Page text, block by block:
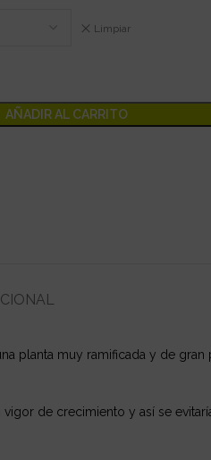
Limpiar
AÑADIR AL CARRITO
planta muy ramificada y de gran
de crecimiento y así se